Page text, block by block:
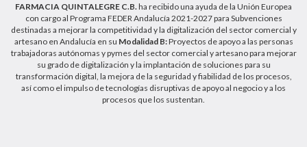
FARMACIA QUINTALEGRE C.B. ha recibido una ayuda de la Unión Europea
con cargo al Programa FEDER Andalucía 2021-2027 para Subvenciones
destinadas a mejorar la competitividad y la digitalización del sector comercial y
artesano en Andalucía en su Modalidad B:Proyectos de apoyo a las personas
trabajadoras autónomas y pymes del sector comercial y artesano para mejorar
su grado de digitalización y la implantación de soluciones para su
transformación digital, la mejora de la seguridad y fiabilidad de los procesos,
así como el impulso de tecnologías disruptivas de apoyo al negocio y a los
procesos que los sustentan.